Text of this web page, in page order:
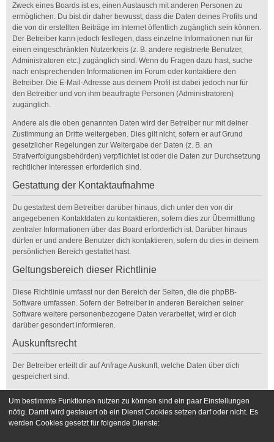
Zweck eines Boards ist es, einen Austausch mit anderen Personen zu
ermöglichen. Du bist dir daher bewusst, dass die Daten deines Profils und
die von dir erstellten Beiträge im Internet öffentlich zugänglich sein können.
Der Betreiber kann jedoch festlegen, dass einzelne Informationen nur für
einen eingeschränkten Nutzerkreis (z. B. andere registrierte Benutzer,
Administratoren etc.) zugänglich sind. Wenn du Fragen dazu hast, suche
nach entsprechenden Informationen im Forum oder kontaktiere den
Betreiber. Die E-Mail-Adresse aus deinem Profil ist dabei jedoch nur für
den Betreiber und von ihm beauftragte Personen (Administratoren)
zugänglich.
Andere als die oben genannten Daten wird der Betreiber nur mit deiner
Zustimmung an Dritte weitergeben. Dies gilt nicht, sofern er auf Grund
gesetzlicher Regelungen zur Weitergabe der Daten (z. B. an
Strafverfolgungsbehörden) verpflichtet ist oder die Daten zur Durchsetzung
rechtlicher Interessen erforderlich sind.
Gestattung der Kontaktaufnahme
Du gestattest dem Betreiber darüber hinaus, dich unter den von dir
angegebenen Kontaktdaten zu kontaktieren, sofern dies zur Übermittlung
zentraler Informationen über das Board erforderlich ist. Darüber hinaus
dürfen er und andere Benutzer dich kontaktieren, sofern du dies in deinem
persönlichen Bereich gestattet hast.
Geltungsbereich dieser Richtlinie
Diese Richtlinie umfasst nur den Bereich der Seiten, die die phpBB-
Software umfassen. Sofern der Betreiber in anderen Bereichen seiner
Software weitere personenbezogene Daten verarbeitet, wird er dich
darüber gesondert informieren.
Auskunftsrecht
Der Betreiber erteilt dir auf Anfrage Auskunft, welche Daten über dich
gespeichert sind.
Kontaktiere hierzu bitte den Betreiber.
Um bestimmte Funktionen nutzen zu können sind ein paar Einstellungen
nötig. Damit wird gesteuert ob ein Dienst Cookies setzen darf oder nicht. Es
werden Cookies gesetzt für folgende Dienste: